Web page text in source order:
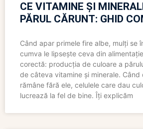
CE VITAMINE ȘI
PĂRUL CĂRUNT: GHID
Când apar primele fire albe, mulți se
cumva le lipsește ceva din
corectă: producția de culoare a
de câteva vitamine și minerale. Când
rămâne fără ele, celulele care dau
lucrează la fel de bine. Îți explicăm